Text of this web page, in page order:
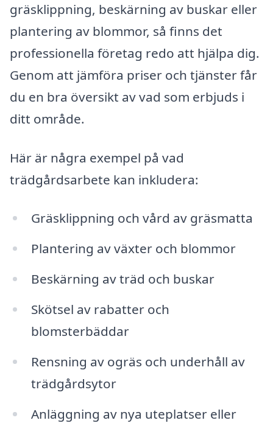
gräsklippning, beskärning av buskar eller
plantering av blommor, så finns det
professionella företag redo att hjälpa dig.
Genom att jämföra priser och tjänster får
du en bra översikt av vad som erbjuds i
ditt område.
Här är några exempel på vad
trädgårdsarbete kan inkludera:
Gräsklippning och vård av gräsmatta
Plantering av växter och blommor
Beskärning av träd och buskar
Skötsel av rabatter och
blomsterbäddar
Rensning av ogräs och underhåll av
trädgårdsytor
Anläggning av nya uteplatser eller